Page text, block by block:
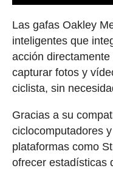
Las gafas Oakley
inteligentes que
acción
capturar fotos y
ciclista, sin
Gracias a su
ciclocomputadores
plataformas como
ofrecer estadísticas